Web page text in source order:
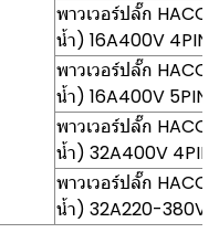
พาวเวอร์ปลั๊ก
น้ำ) 16A400V 4PIN
พาวเวอร์ปลั๊ก
น้ำ) 16A400V 5PIN
พาวเวอร์ปลั๊ก
น้ำ) 32A400V 4PIN
พาวเวอร์ปลั๊ก
น้ำ) 32A220-380V